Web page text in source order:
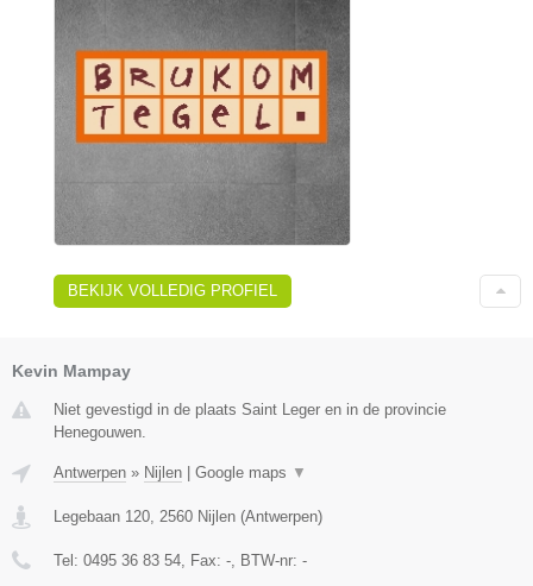
BEKIJK VOLLEDIG PROFIEL
Kevin Mampay
Niet gevestigd in de plaats Saint Leger en in de provincie
Henegouwen.
Antwerpen » Nijlen Google maps ▼
Legebaan 120, 2560 Nijlen (Antwerpen)
Tel: 0495 36 83 54, Fax: -, BTW-nr: -